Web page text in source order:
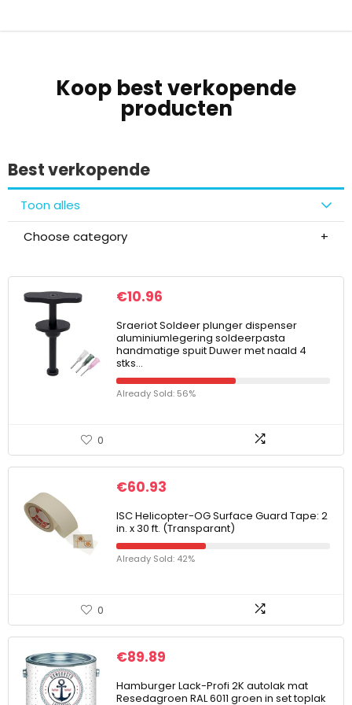
Koop best verkopende
producten
Best verkopende
Toon alles
Choose category
€10.96
Sraeriot Soldeer plunger dispenser
aluminiumlegering soldeerpasta
handmatige spuit Duwer met naald 4
stks…
Already Sold: 56%
0
€60.93
ISC Helicopter-OG Surface Guard Tape: 2
in. x 30 ft. (Transparant)
Already Sold: 42%
0
€89.89
Hamburger Lack-Profi 2K autolak mat
Resedagroen RAL 6011 groen in set toplak